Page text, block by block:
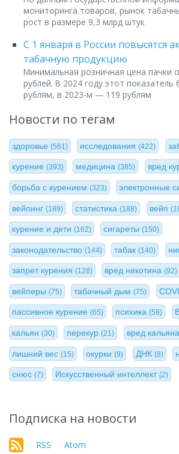
мониторинга товаров, рынок
рост в размере 9,3 млрд штук
С 1 января в России повысятся
табачную продукцию
Минимальная розничная цена пачки
рублей. В 2024 году этот показатель
рублям, в 2023-м — 119 рублям
Новости по тегам
здоровье (561) исследования(422)
курение (393) медицина(385) вред
борьба с курением (323) электронные
вейпинг (189) статистика(188) вейп
курение и дети (162) сигареты(150)
законодательство (144) табак(140)
запрет курения (128) вред никотина(92)
вейперы (75) табачный дым(75)
пассивное курение (65) психика(58)
кальян (30) перекур(21) вред кальяна
лишний вес (15) окурки(9) ДНК (8)
снюс (7) Искусственный интеллект(2)
Подписка на новости
RSS Atom